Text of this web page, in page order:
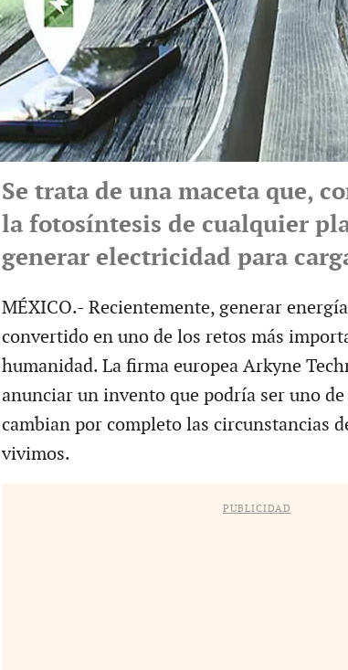
Se trata de una maceta que,
la fotosíntesis de cualquier
generar electricidad para
MÉXICO.- Recientemente, generar
convertido en uno de los retos más
humanidad. La firma europea Arkyne
anunciar un invento que podría ser uno
cambian por completo las circunstancias
vivimos.
PUBLICIDAD